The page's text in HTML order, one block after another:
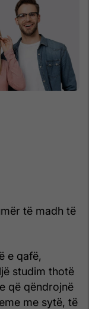
të madh të
e qafë,
studim thotë
që qëndrojnë
me sytë, të